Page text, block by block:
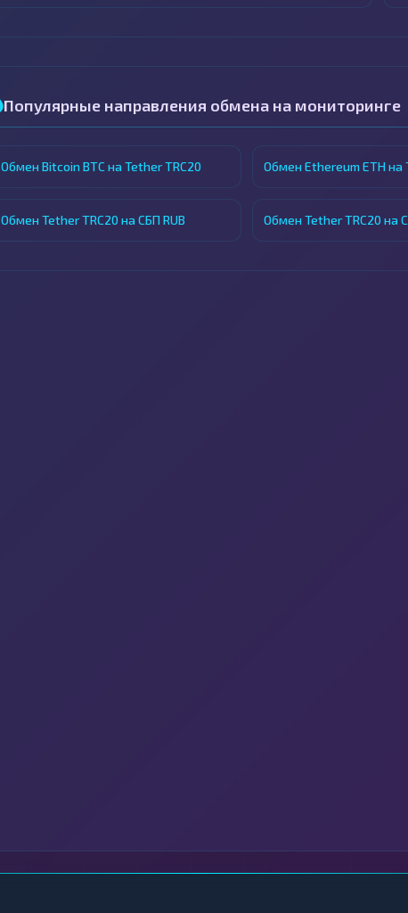
Популярные направления обмена на мониторинге
Обмен Bitcoin BTC на Tether TRC20 Обмен Ethereum ETH на
Обмен Tether TRC20 на СБП RUB Обмен Tether TRC20 на